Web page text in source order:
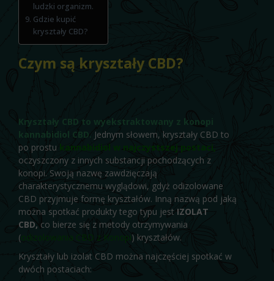
ludzki organizm.
Gdzie kupić
kryształy CBD?
Czym są kryształy CBD?
Kryształy CBD to wyekstraktowany z konopi
kannabidiol CBD. Jednym słowem, kryształy CBD to
po prostu kannabidiol w najczystszej postaci,
oczyszczony z innych substancji pochodzących z
konopi. Swoją nazwę zawdzięczają
charakterystycznemu wyglądowi, gdyż odizolowane
CBD przyjmuje formę kryształów. Inną nazwą pod jaką
można spotkać produkty tego typu jest IZOLAT
CBD, co bierze się z metody otrzymywania
( odizolowania CBD z Konopi) kryształów.
Kryształy lub izolat CBD można najczęściej spotkać w
dwóch postaciach: